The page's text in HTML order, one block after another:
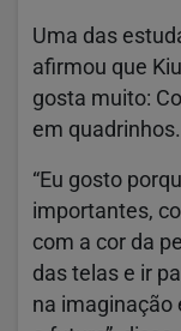
Uma das
afirmou que
gosta muito:
em quadrinhos.
“Eu gosto
importantes,
com a cor da
das telas e ir
na imaginação